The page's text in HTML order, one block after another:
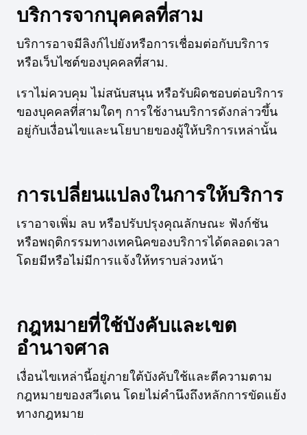
บริการจากบุคคลที่สาม
บริการอาจมีลิงก์ไปยังหรือการเชื่อมต่อกับบริการ
หรือเว็บไซต์ของบุคคลที่สาม.
เราไม่ควบคุม ไม่สนับสนุน หรือรับผิดชอบต่อบริการ
ของบุคคลที่สามใดๆ การใช้งานบริการดังกล่าวขึ้น
อยู่กับเงื่อนไขและนโยบายของผู้ให้บริการเหล่านั้น
การเปลี่ยนแปลงในการให้บริการ
เราอาจเพิ่ม ลบ หรือปรับปรุงคุณลักษณะ ฟังก์ชัน
หรือพฤติกรรมทางเทคนิคของบริการได้ตลอดเวลา
โดยมีหรือไม่มีการแจ้งให้ทราบล่วงหน้า
กฎหมายที่ใช้บังคับและเขต
อำนาจศาล
เงื่อนไขเหล่านี้อยู่ภายใต้บังคับใช้และตีความตาม
กฎหมายของสวีเดน โดยไม่คำนึงถึงหลักการขัดแย้ง
ทางกฎหมาย